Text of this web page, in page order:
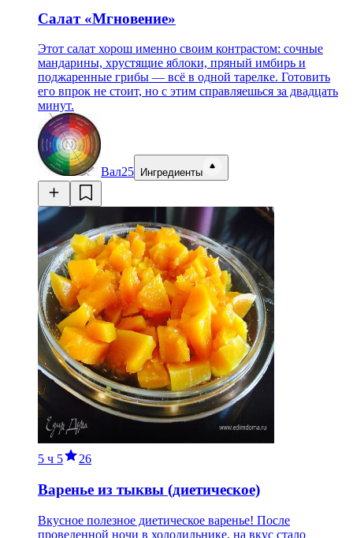
Салат «Мгновение»
Этот салат хорош именно своим контрастом: сочные
мандарины, хрустящие яблоки, пряный имбирь и
поджаренные грибы — всё в одной тарелке. Готовить
его впрок не стоит, но с этим справляешься за двадцать
минут.
Вал25 Ингредиенты
5 ч 5 26
Варенье из тыквы (диетическое)
Вкусное полезное диетическое варенье! После
проведенной ночи в холодильнике, на вкус стало